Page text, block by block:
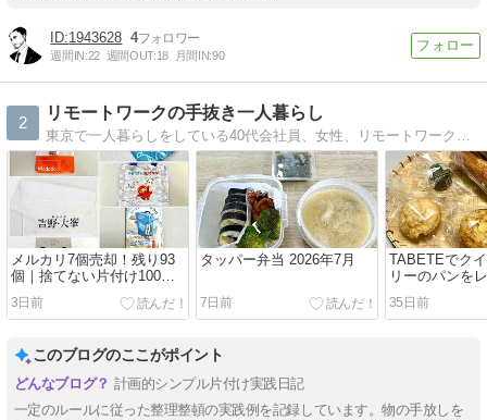
1943628 4
週間IN:22 週間OUT:18 月間IN:90
2
リモートワークの手抜き一人暮らし
東京で一人暮らしをしている40代会社員、女性、リモートワーク中心。おうち時間が長いけど家事はあまり好きじゃありません。いかに手抜き家事をするか考えて生活しています。
メルカリ7個売却！残り93
個｜捨てない片付け100個
チャレンジ【2026年7月】
3日前
タッパー弁当 2026年7月
7日前
TABETEでク
リーのパンを
35日前
このブログのここがポイント
計画的シンプル片付け実践日記
一定のルールに従った整理整頓の実践例を記録しています。物の手放しを